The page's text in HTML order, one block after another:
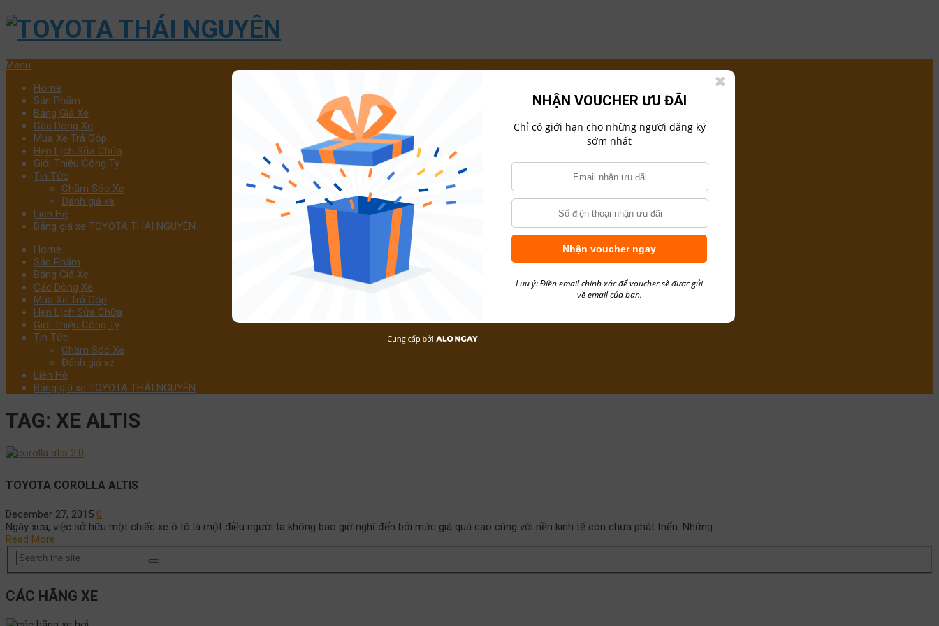
Menu
Home
Sản Phẩm
Bảng Giá Xe
Các Dòng Xe
Mua Xe Trả Góp
Hẹn Lịch Sửa Chữa
Giới Thiệu Công Ty
Tin Tức
Chăm Sóc Xe
Đánh giá xe
Liên Hệ
Bảng giá xe TOYOTA THÁI NGUYÊN
Home
Sản Phẩm
Bảng Giá Xe
Các Dòng Xe
Mua Xe Trả Góp
Hẹn Lịch Sửa Chữa
Giới Thiệu Công Ty
Tin Tức
Chăm Sóc Xe
Đánh giá xe
Liên Hệ
Bảng giá xe TOYOTA THÁI NGUYÊN
TAG: XE ALTIS
TOYOTA COROLLA ALTIS
December 27, 2015 0
Ngày xưa, việc sở hữu một chiếc xe ô tô là một điều người ta không bao giờ nghĩ đến bởi mức giá quá cao cùng với nền kinh tế còn chưa phát triển. Những …
Read More
CÁC HÃNG XE
NHẬN VOUCHER ƯU ĐÃI
Chỉ có giới hạn cho những người đăng ký
sớm nhất
Nhận voucher ngay
Lưu ý: Điền email chính xác để voucher sẽ được gửi
về email của bạn.